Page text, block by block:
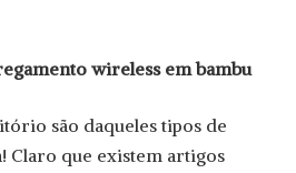
wireless em bambu
são daqueles tipos de
Claro que existem artigos